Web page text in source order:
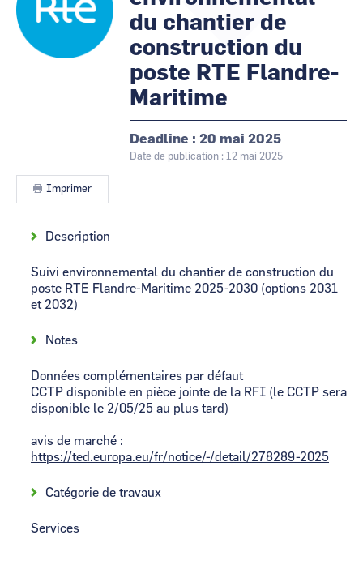
CCI Business
CCI Business
CCI Business
Occitanie
CCI Business
Pays de la Loire
du chantier de
construction du
poste RTE Flandre-
Maritime
Deadline 20 mai 2025
Date de publication : 12 mai 2025
Imprimer
ContenuDescription
Suivi environnemental du chantier de construction du
poste RTE Flandre-Maritime 2025-2030 (options 2031
et 2032)
Notes
Données complémentaires par défaut
CCTP disponible en pièce jointe de la RFI (le CCTP sera
disponible le 2/05/25 au plus tard)
avis de marché :
https://ted.europa.eu/fr/notice/-/detail/278289-2025
Catégorie de travaux
Services